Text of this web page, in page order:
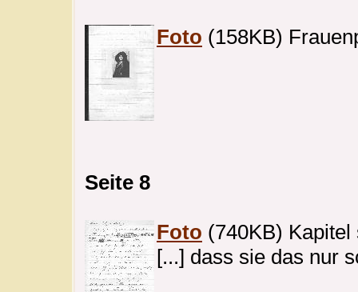
Foto (158KB)
Seite 8
Foto (740KB) Kapitel
[...] dass sie das nur